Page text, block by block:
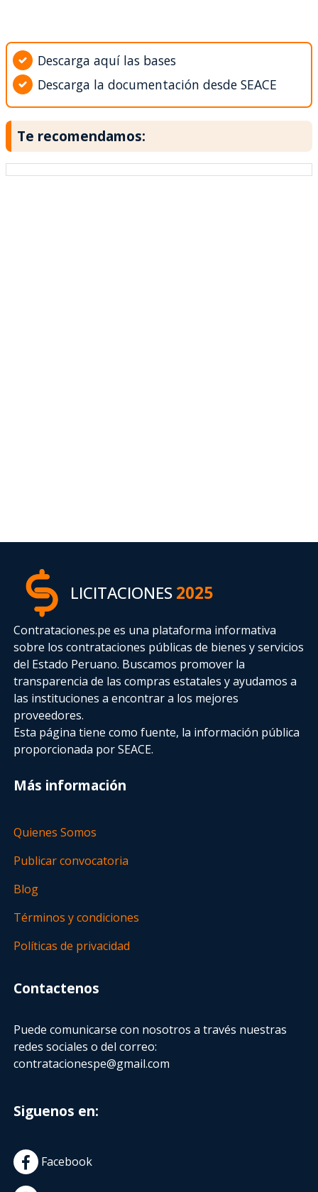
Descarga aquí las bases
Descarga la documentación desde SEACE
Te recomendamos:
LICITACIONES2025
Contrataciones.pe es una plataforma informativa
sobre los contrataciones públicas de bienes y servicios
del Estado Peruano. Buscamos promover la
transparencia de las compras estatalesy ayudamos a
las instituciones a encontrar a los mejores
proveedores.
Esta página tiene como fuente, la información pública
proporcionada por SEACE.
Más información
Quienes Somos
Publicar convocatoria
Blog
Términos y condiciones
Políticas de privacidad
Contactenos
Puede comunicarse con nosotros a través nuestras
redes sociales o del correo:
contratacionespe@gmail.com
Siguenos en:
Facebook